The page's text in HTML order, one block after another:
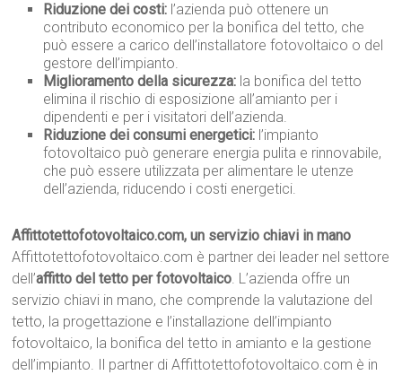
Riduzione dei costi: l’azienda può ottenere un
contributo economico per la bonifica del tetto, che
può essere a carico dell’installatore fotovoltaico o del
gestore dell’impianto.
Miglioramento della sicurezza: la bonifica del tetto
elimina il rischio di esposizione all’amianto per i
dipendenti e per i visitatori dell’azienda.
Riduzione dei consumi energetici: l’impianto
fotovoltaico può generare energia pulita e rinnovabile,
che può essere utilizzata per alimentare le utenze
dell’azienda, riducendo i costi energetici.
Affittotettofotovoltaico.com, un servizio chiavi in mano
Affittotettofotovoltaico.com è partner dei leader nel settore
dell’affitto del tetto per fotovoltaico. L’azienda offre un
servizio chiavi in mano, che comprende la valutazione del
tetto, la progettazione e l’installazione dell’impianto
fotovoltaico, la bonifica del tetto in amianto e la gestione
dell’impianto. Il partner di Affittotettofotovoltaico.com è in